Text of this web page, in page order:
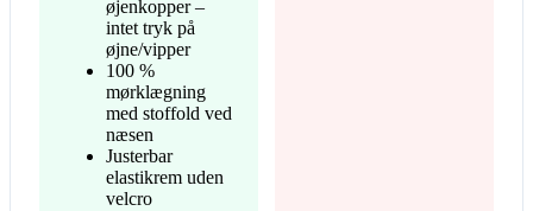
øjenkopper –
intet tryk på
øjne/vipper
100 %
mørklægning
med stoffold ved
næsen
Justerbar
elastikrem uden
velcro